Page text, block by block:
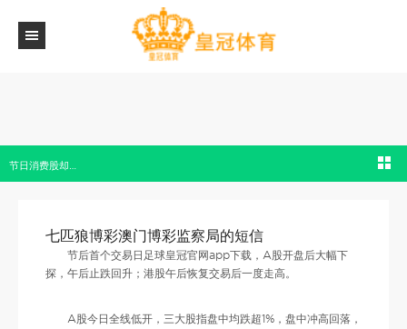
节日消费股却…
七匹狼博彩澳门博彩监察局的短信
节后首个交易日足球皇冠官网app下载，A股开盘后大幅下
探，午后止跌回升；港股午后恢复交易后一度走高。
A股今日全线低开，三大股指盘中均跌超1%，盘中冲高回落，